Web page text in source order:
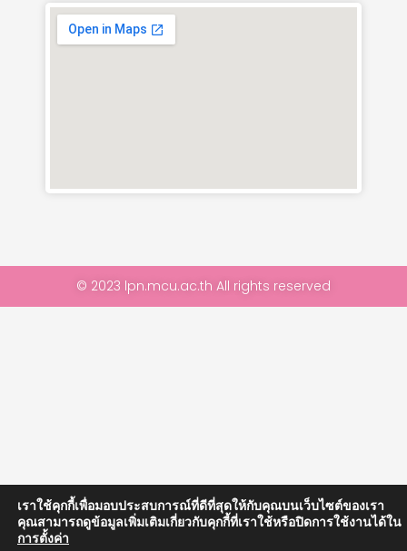
© 2023 lpn.mcu.ac.th All rights reserved
เราใช้คุกกี้เพื่อมอบประสบการณ์ที่ดีที่สุดให้กับคุณบนเว็บไซต์ของเรา
คุณสามารถดูข้อมูลเพิ่มเติมเกี่ยวกับคุกกี้ที่เราใช้หรือปิดการใช้งานได้ใน
การตั้งค่า